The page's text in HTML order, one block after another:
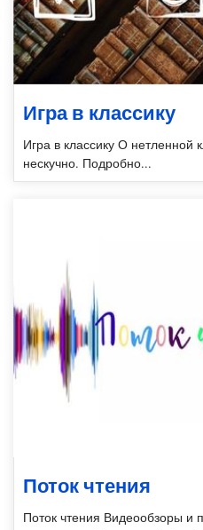
Игра в классику
Игра в классику О нетленной
нескучно. Подробно...
Поток чтения
Поток чтения Видеообзоры и